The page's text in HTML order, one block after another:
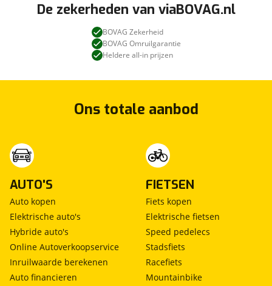
De zekerheden van viaBOVAG.nl
BOVAG Zekerheid
BOVAG Omruilgarantie
Heldere all-in prijzen
Ons totale aanbod
AUTO'S
Auto kopen
Elektrische auto's
Hybride auto's
Online Autoverkoopservice
Inruilwaarde berekenen
Auto financieren
FIETSEN
Fiets kopen
Elektrische fietsen
Speed pedelecs
Stadsfiets
Racefiets
Mountainbike